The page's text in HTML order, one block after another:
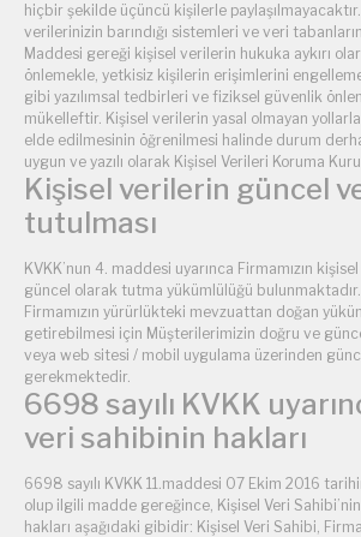
hiçbir şekilde üçüncü kişilerle paylaşılmayacaktır.
verilerinizin barındığı sistemleri ve veri
Maddesi gereği kişisel verilerin hukuka aykırı
önlemekle, yetkisiz kişilerin erişimlerini
gibi yazılımsal tedbirleri ve fiziksel güvenlik
mükelleftir. Kişisel verilerin yasal olmayan
elde edilmesinin öğrenilmesi halinde durum
uygun ve yazılı olarak Kişisel Verileri Koruma
Kişisel verilerin güncel
tutulması
KVKK’nun 4. maddesi uyarınca Firmamızın
güncel olarak tutma yükümlülüğü
Firmamızın yürürlükteki mevzuattan doğan
getirebilmesi için Müşterilerimizin doğru ve
veya web sitesi / mobil uygulama üzerinden
gerekmektedir.
6698 sayılı KVKK
veri sahibinin hakları
6698 sayılı KVKK 11.maddesi 07 Ekim 2016
olup ilgili madde gereğince, Kişisel Veri
hakları aşağıdaki gibidir: Kişisel Veri Sahibi,